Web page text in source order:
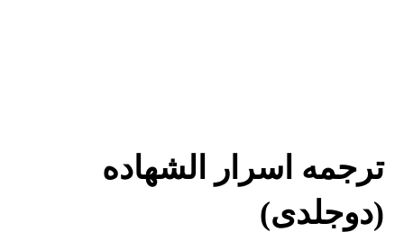
ترجمه اسرار الشهاده
(دوجلدی)